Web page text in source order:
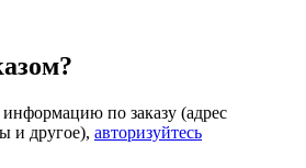
по заказу (адрес
и другое), авторизуйтесь